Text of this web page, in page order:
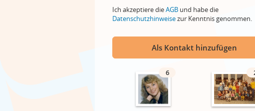
Ich akzeptiere dieAGB und habe die
Datenschutzhinweisezur Kenntnis genommen.
Als Kontakt hinzufügen
6